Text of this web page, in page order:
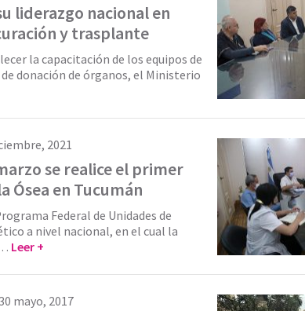
liderazgo nacional en
y trasplante
la capacitación de los equipos de
donación de órganos, el Ministerio
2021
se realice el primer
Ósea en Tucumán
Federal de Unidades de
a nivel nacional, en el cual la
Leer +
30 mayo, 2017